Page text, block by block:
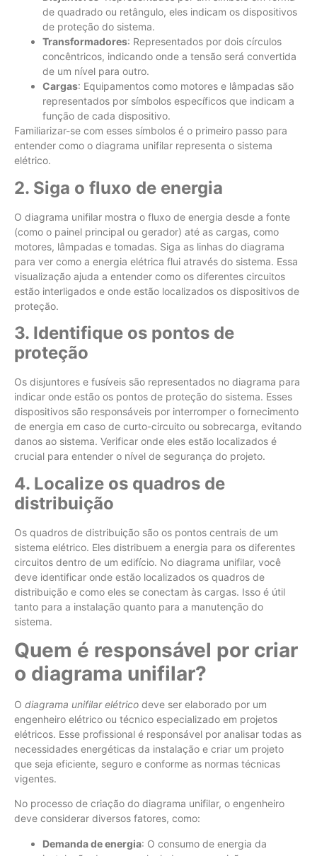
de quadrado ou retângulo, eles indicam os dispositivos
de proteção do sistema.
Transformadores: Representados por dois círculos
concêntricos, indicando onde a tensão será convertida
de um nível para outro.
Cargas: Equipamentos como motores e lâmpadas são
representados por símbolos específicos que indicam a
função de cada dispositivo.
Familiarizar-se com esses símbolos é o primeiro passo para
entender como o diagrama unifilar representa o sistema
elétrico.
2. Siga o fluxo de energia
O diagrama unifilar mostra o fluxo de energia desde a fonte
(como o painel principal ou gerador) até as cargas, como
motores, lâmpadas e tomadas. Siga as linhas do diagrama
para ver como a energia elétrica flui através do sistema. Essa
visualização ajuda a entender como os diferentes circuitos
estão interligados e onde estão localizados os dispositivos de
proteção.
3. Identifique os pontos de
proteção
Os disjuntores e fusíveis são representados no diagrama para
indicar onde estão os pontos de proteção do sistema. Esses
dispositivos são responsáveis por interromper o fornecimento
de energia em caso de curto-circuito ou sobrecarga, evitando
danos ao sistema. Verificar onde eles estão localizados é
crucial para entender o nível de segurança do projeto.
4. Localize os quadros de
distribuição
Os quadros de distribuição são os pontos centrais de um
sistema elétrico. Eles distribuem a energia para os diferentes
circuitos dentro de um edifício. No diagrama unifilar, você
deve identificar onde estão localizados os quadros de
distribuição e como eles se conectam às cargas. Isso é útil
tanto para a instalação quanto para a manutenção do
sistema.
Quem é responsável por criar
o diagrama unifilar?
O diagrama unifilar elétrico deve ser elaborado por um
engenheiro elétrico ou técnico especializado em projetos
elétricos. Esse profissional é responsável por analisar todas as
necessidades energéticas da instalação e criar um projeto
que seja eficiente, seguro e conforme as normas técnicas
vigentes.
No processo de criação do diagrama unifilar, o engenheiro
deve considerar diversos fatores, como:
Demanda de energia: O consumo de energia da